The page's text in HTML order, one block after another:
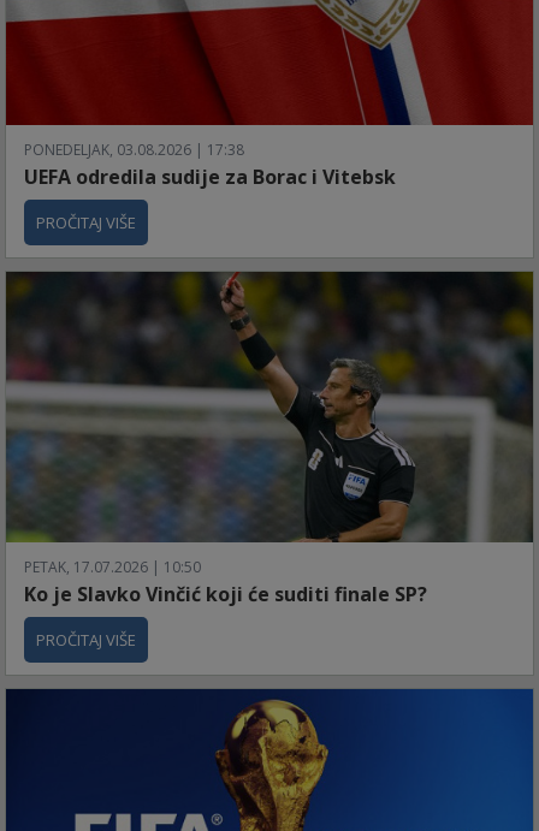
PONEDELJAK, 03.08.2026 | 17:38
UEFA odredila sudije za Borac i Vitebsk
PROČITAJ VIŠE
PETAK, 17.07.2026 | 10:50
Ko je Slavko Vinčić koji će suditi finale SP?
PROČITAJ VIŠE